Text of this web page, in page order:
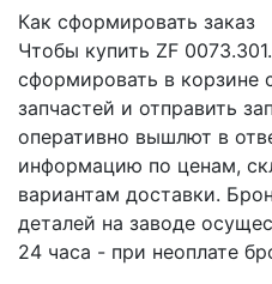
Как сформировать заказ
Чтобы купить ZF
сформировать в корзине
запчастей и отправить
оперативно вышлют в
информацию по ценам,
вариантам доставки.
деталей на заводе
24 часа - при неоплате